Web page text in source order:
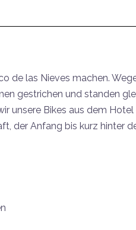
de las Nieves machen.
gestrichen und standen
unsere Bikes aus dem
der Anfang bis kurz hinter